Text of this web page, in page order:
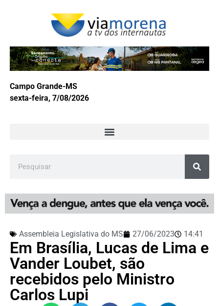
Campo Grande-MS
sexta-feira, 7/08/2026
Assembleia Legislativa do MS 27/06/2023 14:41
Em Brasília, Lucas de Lima e
Vander Loubet, são
recebidos pelo Ministro
Carlos Lupi